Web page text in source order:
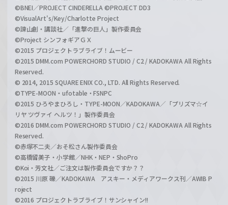
©BNEI／PROJECT CINDERELLA ©PROJECT DD3
©VisualArt's/Key/Charlotte Project
©諫山創・講談社／「進撃の巨人」製作委員会
©Project シンフォギアＧＸ
©2015 プロジェクトラブライブ！ムービー
©2015 DMM.com POWERCHORD STUDIO / C2 / KADOKAWA All Rights
Reserved.
© 2014, 2015 SQUARE ENIX CO., LTD. All Rights Reserved.
©TYPE-MOON・ufotable・FSNPC
©2015 ひろやまひろし・TYPE-MOON／KADOKAWA／「プリズマ☆イ
リヤ ツヴァイ ヘルツ！」製作委員会
©2016 DMM.com POWERCHORD STUDIO / C2 / KADOKAWA All Rights
Reserved.
©赤塚不二夫／おそ松さん製作委員会
©高橋留美子・小学館／NHK・NEP・ShoPro
©Koi・芳文社／ご注文は製作委員会ですか？？
©2015 川原 礫／KADOKAWA アスキー・メディアワークス刊／AWIB P
roject
©2016 プロジェクトラブライブ！サンシャイン!!